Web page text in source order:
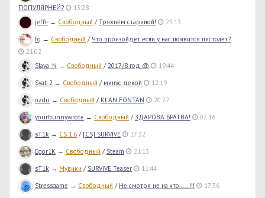
ПОПУЛЯРНЕЙ?
13:28
jeffi-→ Свободный /Тряхнём стариной! 23:13
fq → Свободный / Что произойдет если у нас появится пистолет?
21:02
Slava_N → Свободный / 2017/8 год @ 19:44
Svat-2 → Свободный / минус декой 12:19
ozdu → Свободный / KLAN FONTAN 20:22
yourbunnywrote → Свободный /ЗДАРОВА БРАТВА! 07:16
sT1k → CS 1.6 / [CS] SURVIVE 17:32
Egor1K → Свободный / Steam 21:13
sT1k → Мувики / SURVIVE Teaser 11:44
Stressgame → Свободный / Не смотря не на что......!!! 17:36